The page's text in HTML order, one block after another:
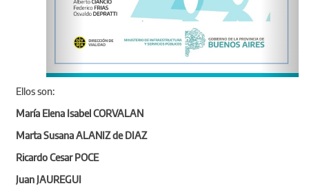
Ellos son:
María Elena Isabel CORVALAN
Marta Susana ALANIZ de DIAZ
Ricardo Cesar POCE
Juan JAUREGUI